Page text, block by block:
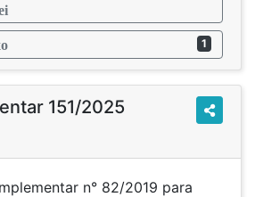
1
151/2025
n° 82/2019 para